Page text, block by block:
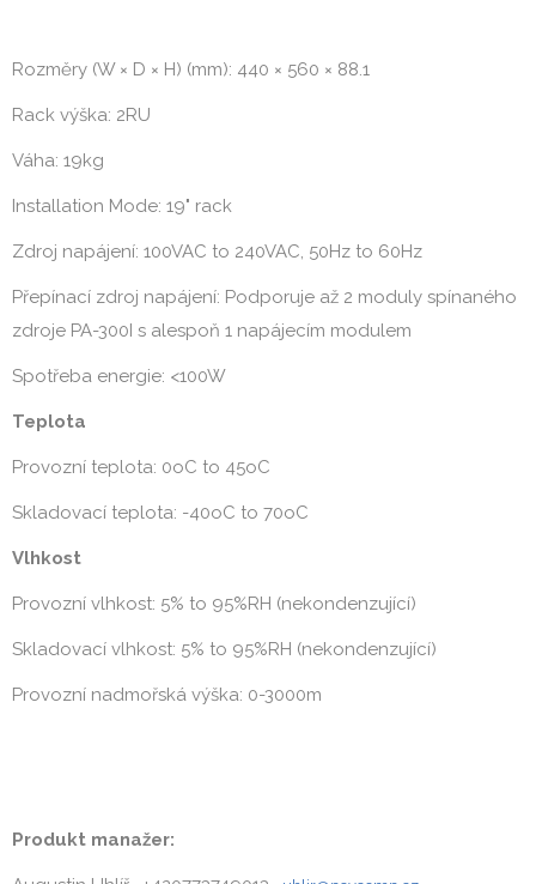
Rozměry (W × D × H) (mm): 440 × 560 × 88.1
Rack výška: 2RU
Váha: 19kg
Installation Mode: 19" rack
Zdroj napájení: 100VAC to 240VAC, 50Hz to 60Hz
Přepínací zdroj napájení: Podporuje až 2 moduly spínaného
zdroje PA-300I s alespoň 1 napájecím modulem
Spotřeba energie: <100W
Teplota
Provozní teplota: 0oC to 45oC
Skladovací teplota: -40oC to 70oC
Vlhkost
Provozní vlhkost: 5% to 95%RH (nekondenzující)
Skladovací vlhkost: 5% to 95%RH (nekondenzující)
Provozní nadmořská výška: 0-3000m
Produkt manažer: